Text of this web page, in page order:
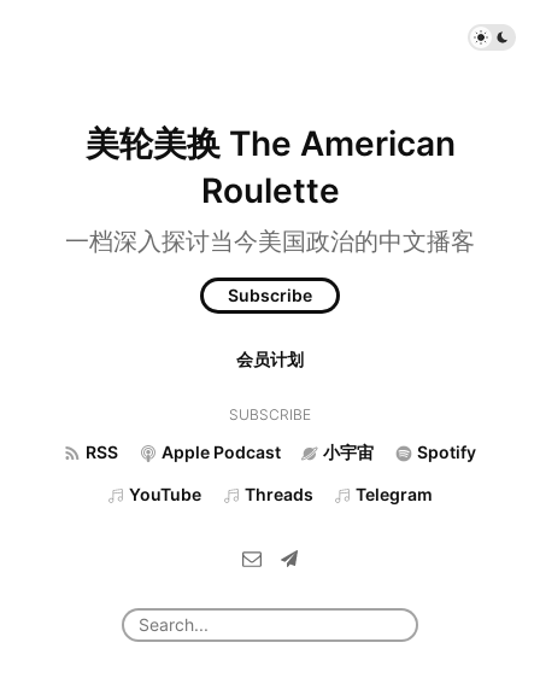
美轮美换 The American
Roulette
一档深入探讨当今美国政治的中文播客
Subscribe
会员计划
SUBSCRIBE
RSS Apple Podcast 小宇宙 Spotify
YouTube Threads Telegram